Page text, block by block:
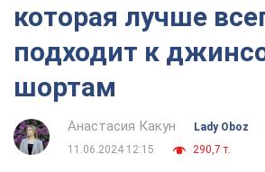
которая лучше
подходит к
шортам
Анастасия Какун
Lady Oboz
11.06.2024 12:15
290,7 т.